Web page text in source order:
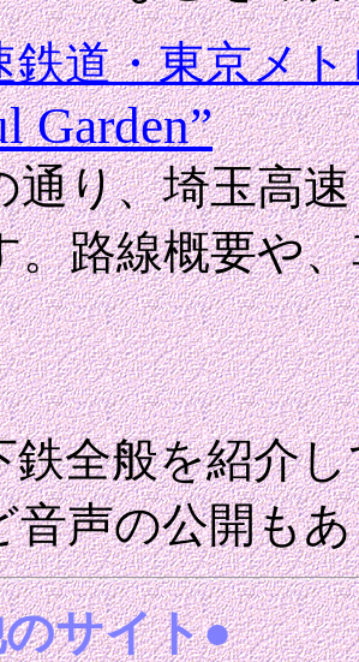
鉄道・東京メ
Garden”
通り、埼玉高
。路線概要や
鉄全般を紹介
音声の公開も
サイト●